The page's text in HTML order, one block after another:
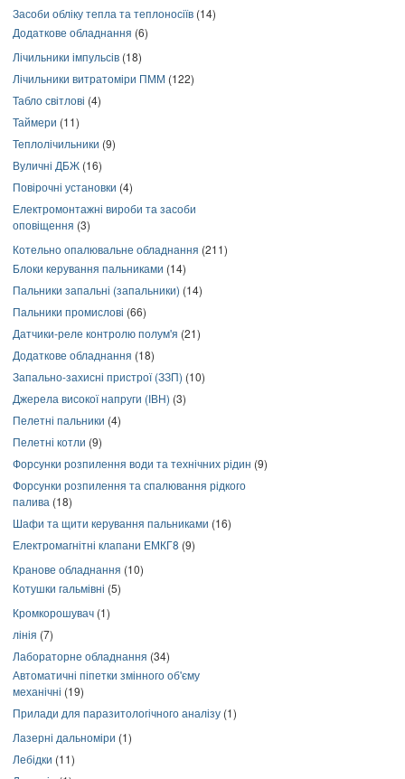
Засоби обліку тепла та теплоносіїв (14)
Додаткове обладнання (6)
Лічильники імпульсів (18)
Лічильники витратоміри ПММ (122)
Табло світлові (4)
Таймери (11)
Теплолічильники (9)
Вуличні ДБЖ (16)
Повірочні установки (4)
Електромонтажні вироби та засоби
оповіщення (3)
Котельно опалювальне обладнання (211)
Блоки керування пальниками (14)
Пальники запальні (запальники) (14)
Пальники промислові (66)
Датчики-реле контролю полум'я (21)
Додаткове обладнання (18)
Запально-захисні пристрої (ЗЗП) (10)
Джерела високої напруги (ІВН) (3)
Пелетні пальники (4)
Пелетні котли (9)
Форсунки розпилення води та технічних рідин (9)
Форсунки розпилення та спалювання рідкого
палива (18)
Шафи та щити керування пальниками (16)
Електромагнітні клапани ЕМКГ8 (9)
Кранове обладнання (10)
Котушки гальмівні (5)
Кромкорошувач (1)
лінія (7)
Лабораторне обладнання (34)
Автоматичні піпетки змінного об'єму
механічні (19)
Прилади для паразитологічного аналізу (1)
Лазерні дальноміри (1)
Лебідки (11)